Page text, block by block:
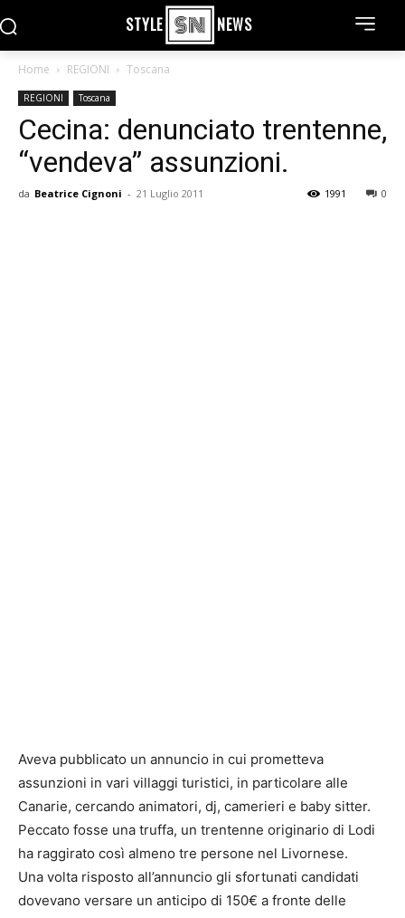
STYLE NEWS
Home REGIONI Toscana
REGIONI Toscana
Cecina: denunciato trentenne,
“vendeva” assunzioni.
da Beatrice Cignoni - 21 Luglio 2011 0
1991
Aveva pubblicato un annuncio in cui prometteva
assunzioni in vari villaggi turistici, in particolare alle
Canarie, cercando animatori, dj, camerieri e baby sitter.
Peccato fosse una truffa, un trentenne originario di Lodi
ha raggirato così almeno tre persone nel Livornese.
Una volta risposto all’annuncio gli sfortunati candidati
dovevano versare un anticipo di 150€ a fronte delle